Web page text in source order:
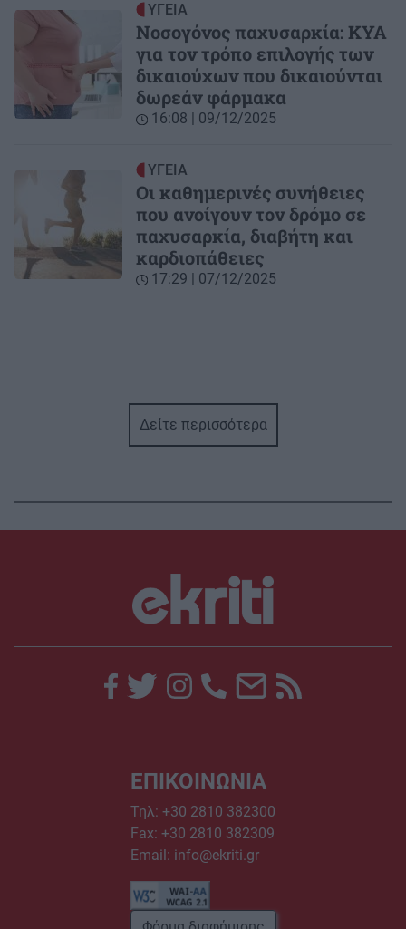
ΥΓΕΙΑ
Νοσογόνος παχυσαρκία: ΚΥΑ
για τον τρόπο επιλογής των
δικαιούχων που δικαιούνται
δωρεάν φάρμακα
16:08 | 09/12/2025
ΥΓΕΙΑ
Οι καθημερινές συνήθειες
που ανοίγουν τον δρόμο σε
παχυσαρκία, διαβήτη και
καρδιοπάθειες
17:29 | 07/12/2025
Δείτε περισσότερα
ΕΠΙΚΟΙΝΩΝΙΑ
Τηλ: +30 2810 382300
Fax: +30 2810 382309
Email: info@ekriti.gr